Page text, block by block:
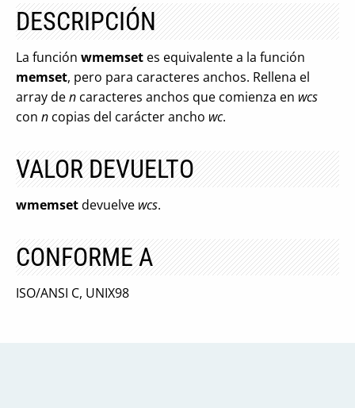
DESCRIPCIÓN
La función wmemset es equivalente a la función
memset, pero para caracteres anchos. Rellena el
array den caracteres anchos que comienza en wcs
con n copias del carácter ancho wc.
VALOR DEVUELTO
wmemsetdevuelve wcs.
CONFORME A
ISO/ANSI C, UNIX98